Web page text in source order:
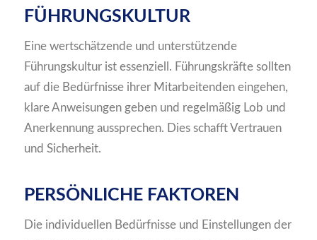
FÜHRUNGSKULTUR
Eine wertschätzende und unterstützende
Führungskultur ist essenziell. Führungskräfte sollten
auf die Bedürfnisse ihrer Mitarbeitenden eingehen,
klare Anweisungen geben und regelmäßig Lob und
Anerkennung aussprechen. Dies schafft Vertrauen
und Sicherheit.
PERSÖNLICHE FAKTOREN
Die individuellen Bedürfnisse und Einstellungen der